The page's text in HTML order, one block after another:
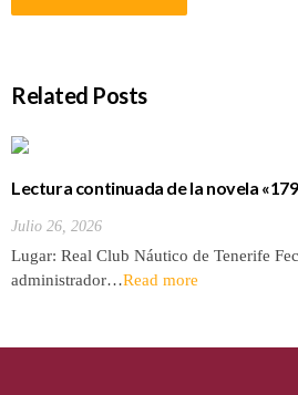
Related Posts
Lectura continuada de la novela
Julio 26, 2026
Lugar: Real Club Náutico de Tenerife
administrador…Read more